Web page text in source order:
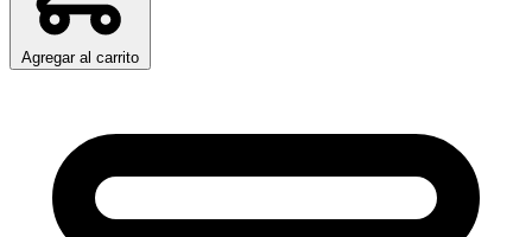
Agregar al carrito